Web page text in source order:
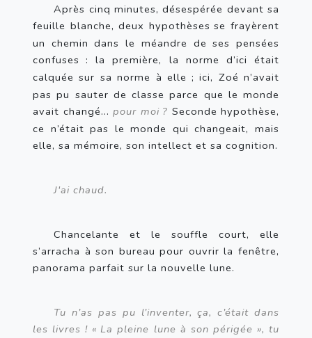
Après cinq minutes, désespérée devant sa
feuille blanche, deux hypothèses se frayèrent
un chemin dans le méandre de ses pensées
confuses : la première, la norme d’ici était
calquée sur sa norme à elle ; ici, Zoé n’avait
pas pu sauter de classe parce que le monde
avait changé… pour moi ? Seconde hypothèse,
ce n’était pas le monde qui changeait, mais
elle, sa mémoire, son intellect et sa cognition.
J'ai chaud.
Chancelante et le souffle court, elle
s’arracha à son bureau pour ouvrir la fenêtre,
panorama parfait sur la nouvelle lune.
Tu n’as pas pu l’inventer, ça, c’était dans
les livres ! « La pleine lune à son périgée », tu